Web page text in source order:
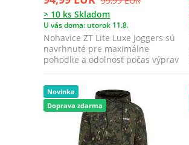
> 10 ks Skladom
U vás doma: utorok 11.8.
Nohavice ZT Lite Luxe Joggers sú
navrhnuté pre maximálne
pohodlie a odolnosť počas výprav
Novinka
Doprava zdarma